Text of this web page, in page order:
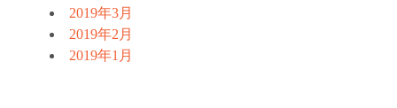
2019年3月
2019年2月
2019年1月